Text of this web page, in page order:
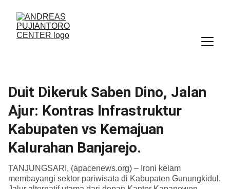
Duit Dikeruk Saben Dino, Jalan
Ajur: Kontras Infrastruktur
Kabupaten vs Kemajuan
Kalurahan Banjarejo.
TANJUNGSARI, (apacenews.org) – Ironi kelam
membayangi sektor pariwisata di Kabupaten Gunungkidul.